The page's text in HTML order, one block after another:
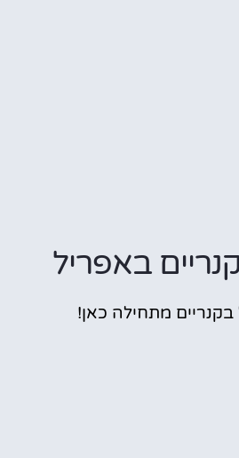
באפריל
בקנריים מתחילה כאן!